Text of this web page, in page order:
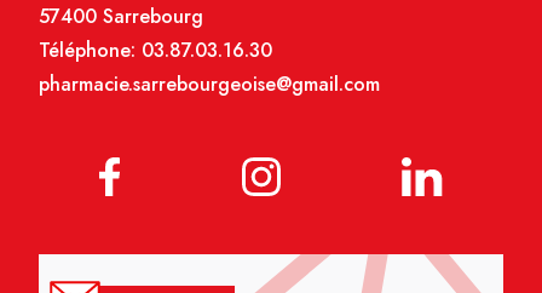
57400 Sarrebourg
Téléphone: 03.87.03.16.30
pharmacie.sarrebourgeoise@gmail.com